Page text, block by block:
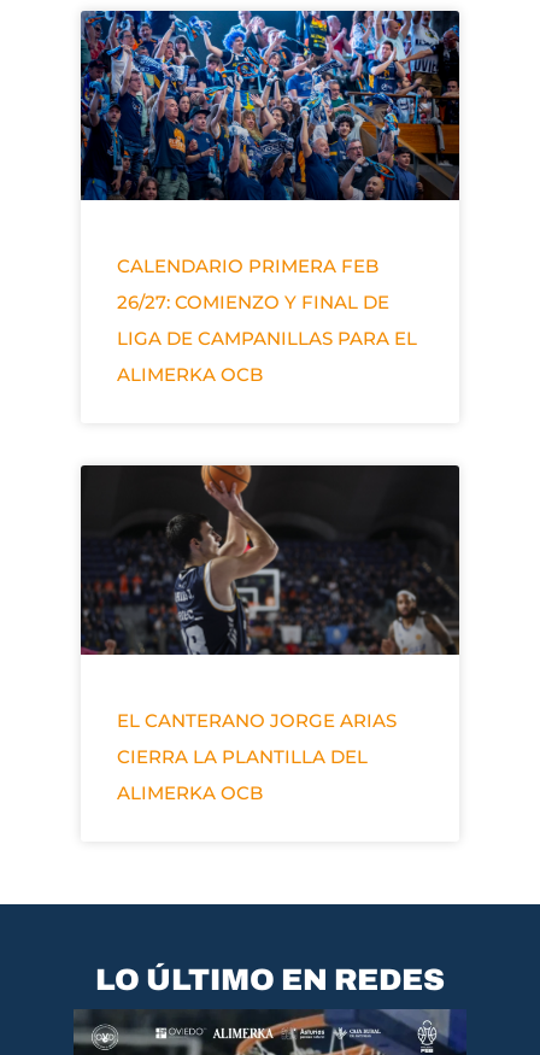
CALENDARIO PRIMERA FEB
26/27: COMIENZO Y FINAL DE
LIGA DE CAMPANILLAS PARA EL
ALIMERKA OCB
EL CANTERANO JORGE ARIAS
CIERRA LA PLANTILLA DEL
ALIMERKA OCB
LO ÚLTIMO EN REDES